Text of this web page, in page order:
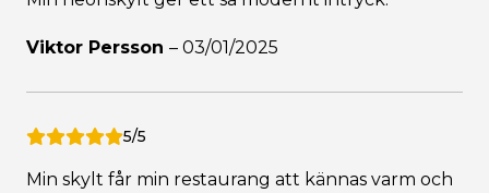
Viktor Persson – 03/01/2025
5/5
Min skylt får min restaurang att kännas varm och